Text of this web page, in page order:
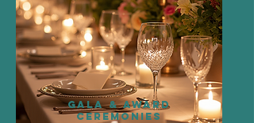
GALA & AWARD
CEREMONIES